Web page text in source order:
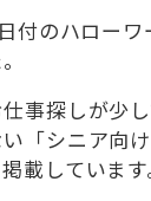
付のハロー
事探しが少
「シニア向
載していま